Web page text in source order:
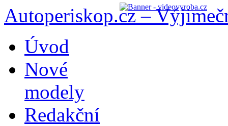
Autoperiskop.cz –
obsahu
webu
Úvod
Nové
modely
Redakční